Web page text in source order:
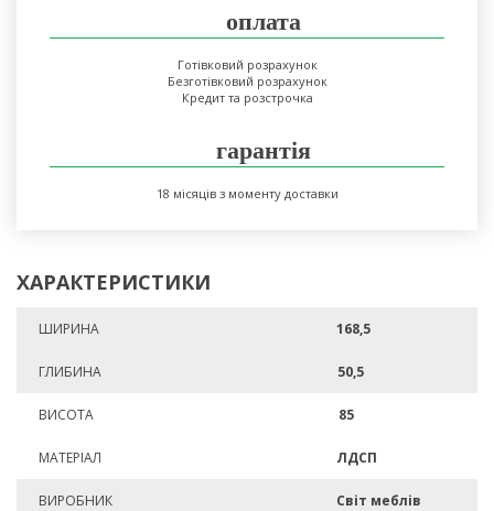
оплата
Готівковий розрахунок
Безготівковий розрахунок
Кредит та розстрочка
гарантія
18 місяців з моменту доставки
ХАРАКТЕРИСТИКИ
ШИРИНА 168,5
ГЛИБИНА 50,5
ВИСОТА 85
МАТЕРІАЛ ЛДСП
ВИРОБНИК Світ меблів